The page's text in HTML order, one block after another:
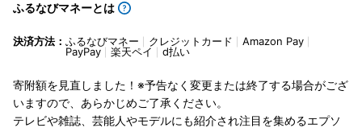
ふるなびマネーとは
決済方法： ふるなびマネー クレジットカード
Amazon Pay
PayPay
楽天ペイ d払い
寄附額を見直しました！※予告なく変更または終了する場合がござ
いますので、あらかじめご了承ください。
テレビや雑誌、芸能人やモデルにも紹介され注目を集めるエプソ